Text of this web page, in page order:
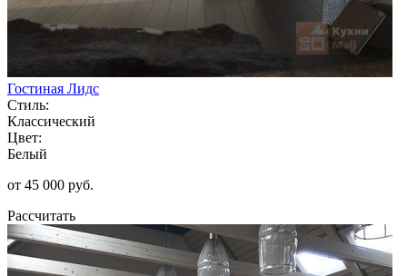
Гостиная Лидс
Стиль:
Классический
Цвет:
Белый
от 45 000 руб.
Рассчитать